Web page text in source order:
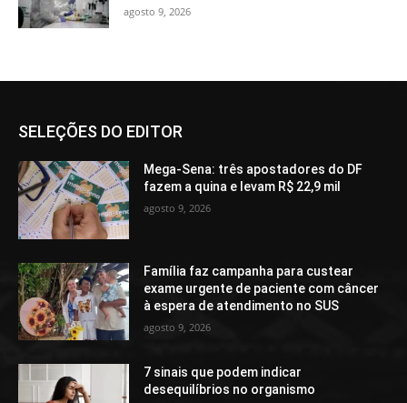
agosto 9, 2026
SELEÇÕES DO EDITOR
Mega-Sena: três apostadores do DF
fazem a quina e levam R$ 22,9 mil
agosto 9, 2026
Família faz campanha para custear
exame urgente de paciente com câncer
à espera de atendimento no SUS
agosto 9, 2026
7 sinais que podem indicar
desequilíbrios no organismo